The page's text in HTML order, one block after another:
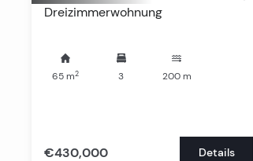
Dreizimmerwohnung
65 m2 3 200m
€430,000 Details